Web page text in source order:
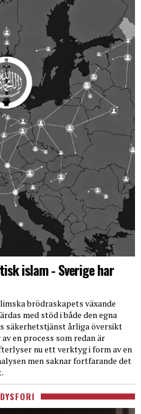
islam - Sverige har
brödraskapets växande
med stöd i både den egna
säkerhetstjänst årliga översikt
en process som redan är
nu ett verktyg i form av en
men saknar fortfarande det